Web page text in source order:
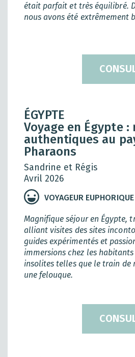
était parfait et très équilibré.
nous avons été extrêmement
merveilleux voyage dont je
ÉGYPTE
Voyage en Égypte
authentiques au
Pharaons
Sandrine et Régis
Avril 2026
VOYAGEUR EUPHORIQUE
Magnifique séjour en Égypte,
alliant visites des sites
guides expérimentés et
immersions chez les
insolites telles que le train de
une felouque.